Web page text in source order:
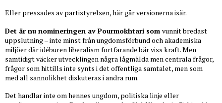
Eller pressades av partistyrelsen, här går versionerna isär.
Det är nu nomineringen av Pourmokhtari som vunnit bredast
uppslutning – inte minst från ungdomsförbund och akademiska
miljöer där idéburen liberalism fortfarande bär viss kraft. Men
samtidigt väcker utvecklingen några lågmälda men centrala frågor,
frågor som hittills inte synts i det offentliga samtalet, men som
med all sannolikhet diskuteras i andra rum.
Det handlar inte om hennes ungdom, politiska linje eller